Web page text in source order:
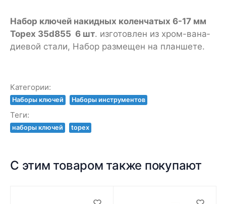
Набор ключей накидных коленчатых 6-17 мм
Topex 35d855 6 шт. из­го­тов­лен из хром-ва­на­
ди­е­вой ста­ли, Набор размещен на планшете.
Категории:
Наборы ключей Наборы инструментов
Теги:
наборы ключей topex
С этим товаром также покупают